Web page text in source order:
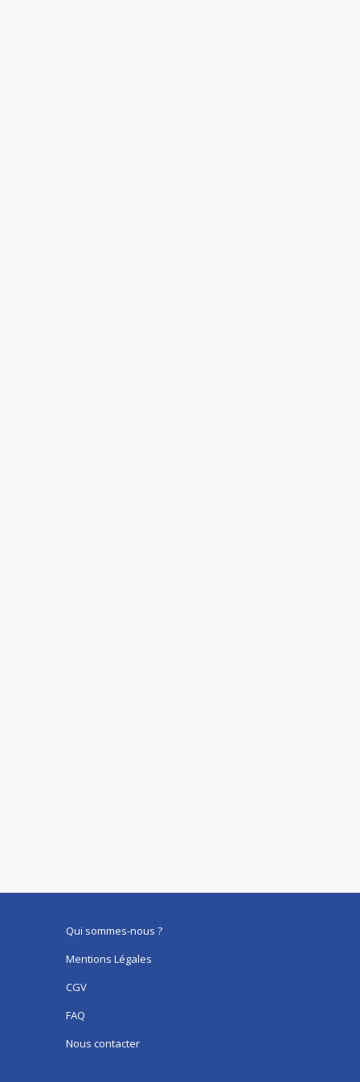
Qui sommes-nous ?
Mentions Légales
CGV
FAQ
Nous contacter